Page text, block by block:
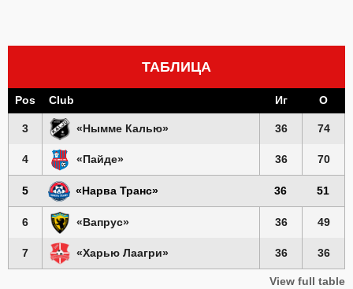
ТАБЛИЦА
Pos Club Иг О
3 «Нымме Калью» 36 74
4 «Пайде» 36 70
5 «Нарва Транс» 36 51
6 «Вапрус» 36 49
7 «Харью Лаагри» 36 36
View full table